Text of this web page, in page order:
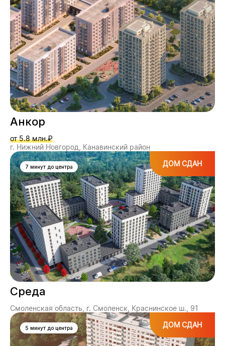
Анкор
от 5.8 млн.₽
г. Нижний Новгород, Канавинский район
7 минут до центра ДОМ СДАН
Среда
Смоленская область, г. Смоленск, Краснинское ш., 91
5 минут до центра ДОМ СДАН